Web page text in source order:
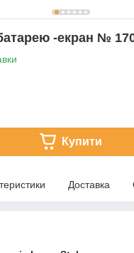
-екран №
Купити
Доставка